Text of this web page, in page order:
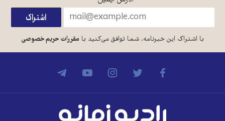
با اشتراک این خبرنامه، شما توافق می‌کنید بامقررات حریم خصوصی